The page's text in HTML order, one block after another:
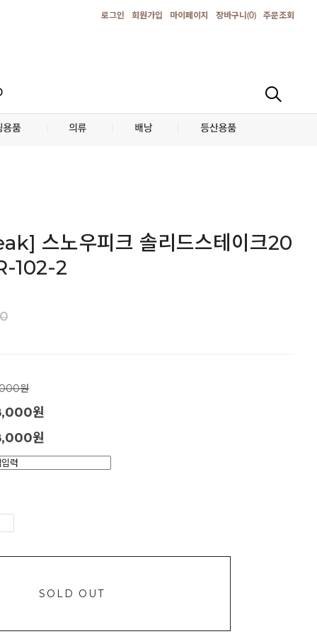
로그인 회원가입 마이페이지 장바구니(0) 주문조회
스노우피크 솔리드스테이크20
102-2
원
원
원
SOLD OUT